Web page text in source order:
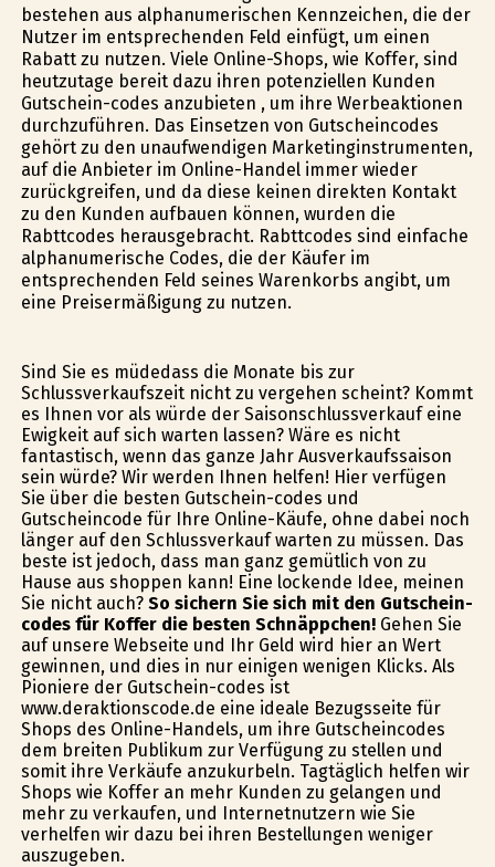
bestehen aus alphanumerischen Kennzeichen, die der
Nutzer im entsprechenden Feld einfügt, um einen
Rabatt zu nutzen. Viele Online-Shops, wie Koffer, sind
heutzutage bereit dazu ihren potenziellen Kunden
Gutschein-codes anzubieten , um ihre Werbeaktionen
durchzuführen. Das Einsetzen von Gutscheincodes
gehört zu den unaufwendigen Marketinginstrumenten,
auf die Anbieter im Online-Handel immer wieder
zurückgreifen, und da diese keinen direkten Kontakt
zu den Kunden aufbauen können, wurden die
Rabttcodes herausgebracht. Rabttcodes sind einfache
alphanumerische Codes, die der Käufer im
entsprechenden Feld seines Warenkorbs angibt, um
eine Preisermäßigung zu nutzen.
Sind Sie es müdedass die Monate bis zur
Schlussverkaufszeit nicht zu vergehen scheint? Kommt
es Ihnen vor als würde der Saisonschlussverkauf eine
Ewigkeit auf sich warten lassen? Wäre es nicht
fantastisch, wenn das ganze Jahr Ausverkaufssaison
sein würde? Wir werden Ihnen helfen! Hier verfügen
Sie über die besten Gutschein-codes und
Gutscheincode für Ihre Online-Käufe, ohne dabei noch
länger auf den Schlussverkauf warten zu müssen. Das
beste ist jedoch, dass man ganz gemütlich von zu
Hause aus shoppen kann! Eine lockende Idee, meinen
Sie nicht auch? So sichern Sie sich mit den Gutschein-
codes für Koffer die besten Schnäppchen!Gehen Sie
auf unsere Webseite und Ihr Geld wird hier an Wert
gewinnen, und dies in nur einigen wenigen Klicks. Als
Pioniere der Gutschein-codes ist
www.deraktionscode.de eine ideale Bezugsseite für
Shops des Online-Handels, um ihre Gutscheincodes
dem breiten Publikum zur Verfügung zu stellen und
somit ihre Verkäufe anzukurbeln. Tagtäglich helfen wir
Shops wie Koffer an mehr Kunden zu gelangen und
mehr zu verkaufen, und Internetnutzern wie Sie
verhelfen wir dazu bei ihren Bestellungen weniger
auszugeben.